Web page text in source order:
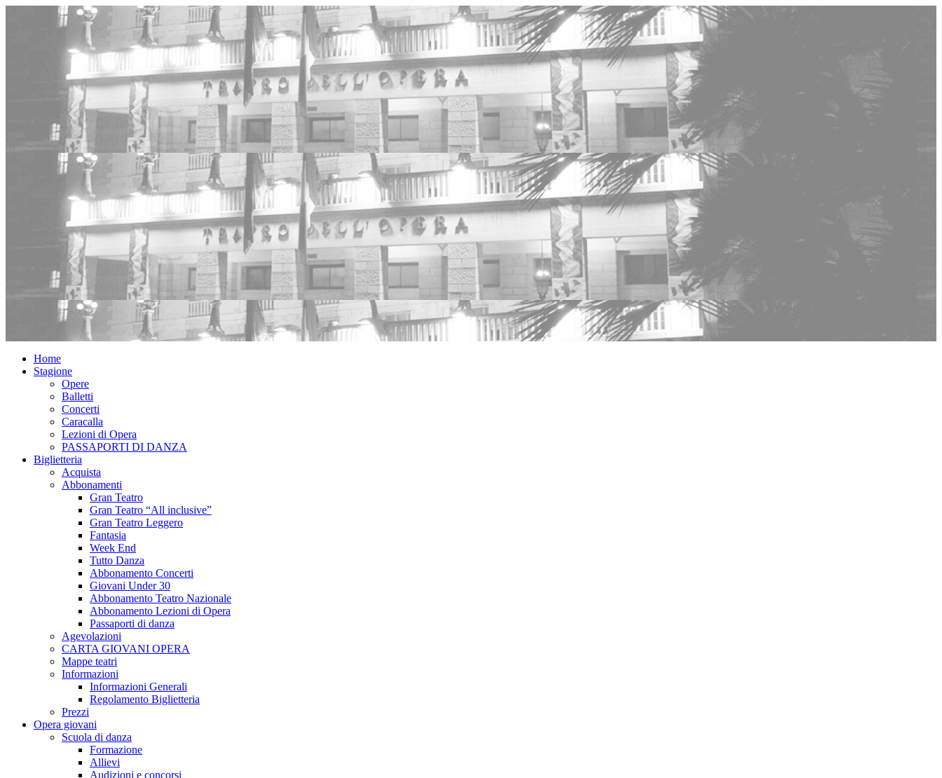
Home
Stagione
Opere
Balletti
Concerti
Caracalla
Lezioni di Opera
PASSAPORTI DI DANZA
Biglietteria
Acquista
Abbonamenti
Gran Teatro
Gran Teatro “All inclusive”
Gran Teatro Leggero
Fantasia
Week End
Tutto Danza
Abbonamento Concerti
Giovani Under 30
Abbonamento Teatro Nazionale
Abbonamento Lezioni di Opera
Passaporti di danza
Agevolazioni
CARTA GIOVANI OPERA
Mappe teatri
Informazioni
Informazioni Generali
Regolamento Biglietteria
Prezzi
Opera giovani
Scuola di danza
Formazione
Allievi
Audizioni e concorsi